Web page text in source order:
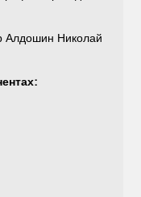
Алдошин Николай